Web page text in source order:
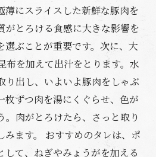
薄にスライスした新鮮な豚肉を
がとろける食感に大きな影響を
選ぶことが重要です。次に、大
布を加えて出汁をとります。水
り出し、いよいよ豚肉をしゃぶ
枚ずつ肉を湯にくぐらせ、色が
。肉がとろけたら、さっと取り
みます。 おすすめのタレは、ポ
して、ねぎやみょうがを加える